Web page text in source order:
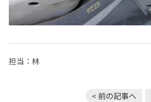
担当：林
< 前の記事へ